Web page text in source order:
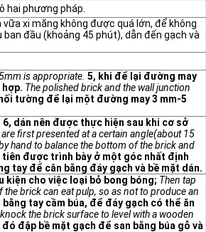
hai phương pháp.
xi măng không được quá lớn, để không
đầu (khoảng 45 phút), dẫn đến gạch và
is appropriate. 5, khi để lại đường may
The polished brick and the wall junction
tường để lại một đường may 3 mm-5
6, dán nên được thực hiện sau khi cơ sở
first presented at a certain angle(about 15
hand to balance the bottom of the brick and
tiên được trình bày ở một góc nhất định
tay để cân bằng đáy gạch và bề mặt dán.
kiện cho việc loại bỏ bong bóng; Then tap
brick can eat pulp, so as not to produce an
tay cầm búa, để đáy gạch có thể ăn
the brick surface to level with a wooden
đó đập bề mặt gạch để san bằng búa gỗ và